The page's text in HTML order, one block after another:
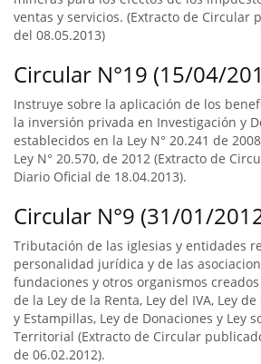
ventas y servicios. (Extracto de Circular
del 08.05.2013)
Circular N°19 (15/04/
Instruye sobre la aplicación de los
la inversión privada en Investigación y
establecidos en la Ley N° 20.241 de
Ley N° 20.570, de 2012 (Extracto de
Diario Oficial de 18.04.2013).
Circular N°9 (31/01/
Tributación de las iglesias y entidades
personalidad jurídica y de las
fundaciones y otros organismos
de la Ley de la Renta, Ley del IVA, Ley
y Estampillas, Ley de Donaciones y Ley
Territorial (Extracto de Circular
de 06.02.2012).